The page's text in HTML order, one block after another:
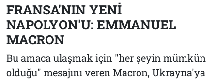
FRANSA'NIN YENİ
NAPOLYON'U: EMMANUEL
MACRON
Bu amaca ulaşmak için "her şeyin mümkün
olduğu" mesajını veren Macron, Ukrayna'ya